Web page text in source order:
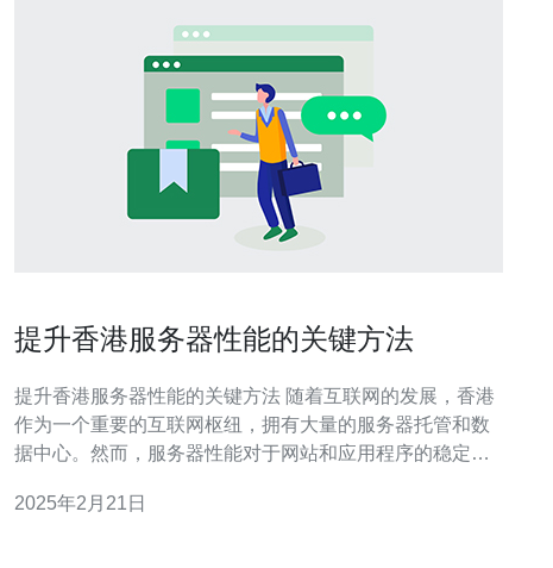
提升香港服务器性能的关键方法
提升香港服务器性能的关键方法 随着互联网的发展，香港
作为一个重要的互联网枢纽，拥有大量的服务器托管和数
据中心。然而，服务器性能对于网站和应用程序的稳定性
港服务器性能的关键方法。 首先，优化网站代码是提升服
2025年2月21日